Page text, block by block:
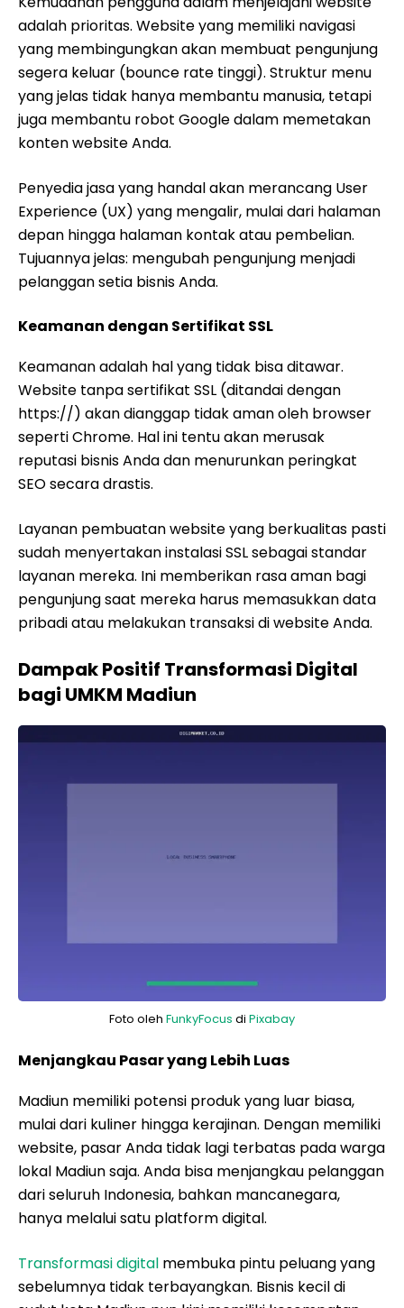
adalah prioritas. Website yang memiliki navigasi
yang membingungkan akan membuat pengunjung
segera keluar (bounce rate tinggi). Struktur menu
yang jelas tidak hanya membantu manusia, tetapi
juga membantu robot Google dalam memetakan
konten website Anda.
Penyedia jasa yang handal akan merancang User
Experience (UX) yang mengalir, mulai dari halaman
depan hingga halaman kontak atau pembelian.
Tujuannya jelas: mengubah pengunjung menjadi
pelanggan setia bisnis Anda.
Keamanan dengan Sertifikat SSL
Keamanan adalah hal yang tidak bisa ditawar.
Website tanpa sertifikat SSL (ditandai dengan
https://) akan dianggap tidak aman oleh browser
seperti Chrome. Hal ini tentu akan merusak
reputasi bisnis Anda dan menurunkan peringkat
SEO secara drastis.
Layanan pembuatan website yang berkualitas pasti
sudah menyertakan instalasi SSL sebagai standar
layanan mereka. Ini memberikan rasa aman bagi
pengunjung saat mereka harus memasukkan data
pribadi atau melakukan transaksi di website Anda.
Dampak Positif Transformasi Digital
bagi UMKM Madiun
Foto oleh FunkyFocus di Pixabay
Menjangkau Pasar yang Lebih Luas
Madiun memiliki potensi produk yang luar biasa,
mulai dari kuliner hingga kerajinan. Dengan memiliki
website, pasar Anda tidak lagi terbatas pada warga
lokal Madiun saja. Anda bisa menjangkau pelanggan
dari seluruh Indonesia, bahkan mancanegara,
hanya melalui satu platform digital.
Transformasi digital membuka pintu peluang yang
sebelumnya tidak terbayangkan. Bisnis kecil di